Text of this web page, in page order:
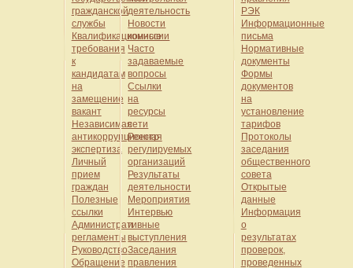
гражданской
службы
Квалификационные
требования
к
кандидатам
на
замещение
вакант
Независимая
антикоррупционная
экспертиза
Личный
прием
граждан
Полезные
ссылки
Административные
регламенты
Руководство
Обращение
деятельность
Новости
комиссии
Часто
задаваемые
вопросы
Ссылки
на
ресурсы
сети
Реестр
регулируемых
организаций
Результаты
деятельности
Мероприятия
Интервью
и
выступления
Заседания
правления
РЭК
Информационные
письма
Нормативные
документы
Формы
документов
на
установление
тарифов
Протоколы
заседания
общественного
совета
Открытые
данные
Информация
о
результатах
проверок,
проведенных